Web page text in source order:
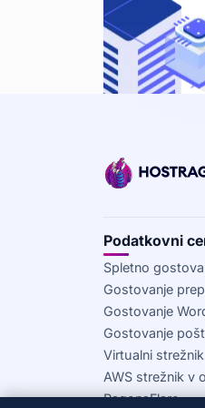
Podatkovni
Spletno
Gostovanje
Gostovanje
Gostovanje
Virtualni strežnik
AWS strežnik v
RagonsFlare